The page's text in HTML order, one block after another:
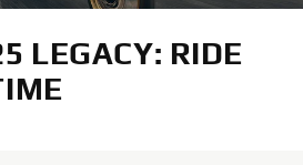
LEGACY: RIDE